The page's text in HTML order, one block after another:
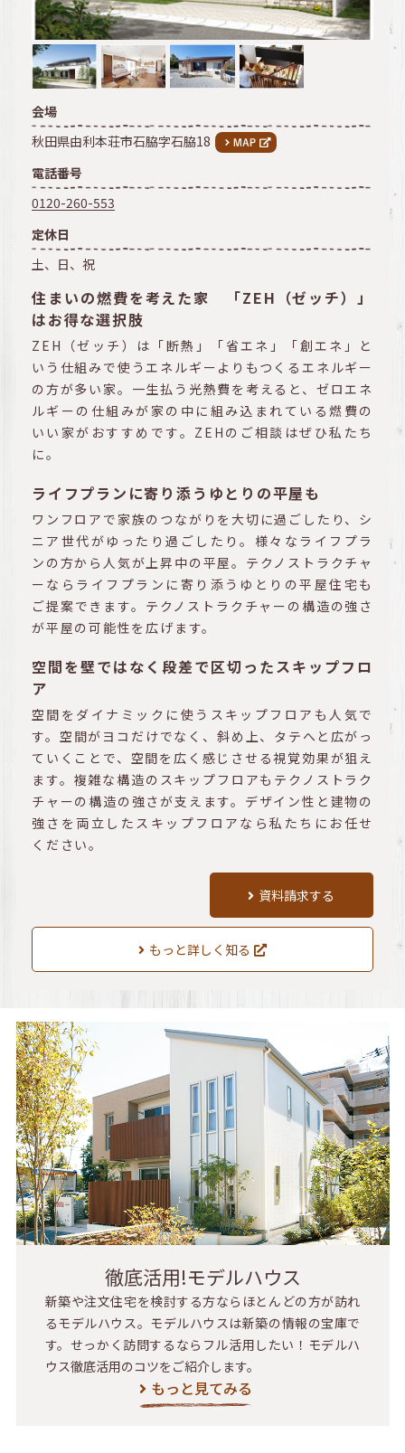
会場
秋田県由利本荘市石脇字石脇18
電話番号
0120-260-553
定休日
土、日、祝
住まいの燃費を考えた家 「ZEH（ゼッチ）」
はお得な選択肢
ZEH（ゼッチ）は「断熱」「省エネ」「創エネ」と
いう仕組みで使うエネルギーよりもつくるエネルギー
の方が多い家。一生払う光熱費を考えると、ゼロエネ
ルギーの仕組みが家の中に組み込まれている燃費の
いい家がおすすめです。ZEHのご相談はぜひ私たち
に。
ライフプランに寄り添うゆとりの平屋も
ワンフロアで家族のつながりを大切に過ごしたり、シ
ニア世代がゆったり過ごしたり。様々なライフプラ
ンの方から人気が上昇中の平屋。テクノストラクチャ
ーならライフプランに寄り添うゆとりの平屋住宅も
ご提案できます。テクノストラクチャーの構造の強さ
が平屋の可能性を広げます。
空間を壁ではなく段差で区切ったスキップフロ
ア
空間をダイナミックに使うスキップフロアも人気で
す。空間がヨコだけでなく、斜め上、タテへと広がっ
ていくことで、空間を広く感じさせる視覚効果が狙え
ます。複雑な構造のスキップフロアもテクノストラク
チャーの構造の強さが支えます。デザイン性と建物の
強さを両立したスキップフロアなら私たちにお任せ
ください。
資料請求する
もっと詳しく知る
徹底活用!モデルハウス
新築や注文住宅を検討する方ならほとんどの方が訪れ
るモデルハウス。モデルハウスは新築の情報の宝庫で
す。せっかく訪問するならフル活用したい！モデルハ
ウス徹底活用のコツをご紹介します。
もっと見てみる